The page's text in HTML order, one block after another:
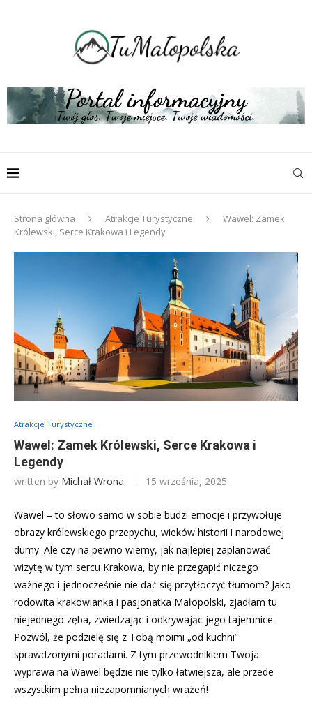
Strona główna Atrakcje Turystyczne
Wawel: Zamek
Królewski, Serce Krakowa i Legendy
Atrakcje Turystyczne
Wawel: Zamek Królewski, Serce Krakowa i
Legendy
written by Michał Wrona 15 września, 2025
Wawel – to słowo samo w sobie budzi emocje i przywołuje
obrazy królewskiego przepychu, wieków historii i narodowej
dumy. Ale czy na pewno wiemy, jak najlepiej zaplanować
wizytę w tym sercu Krakowa, by nie przegapić niczego
ważnego i jednocześnie nie dać się przytłoczyć tłumom? Jako
rodowita krakowianka i pasjonatka Małopolski, zjadłam tu
niejednego zęba, zwiedzając i odkrywając jego tajemnice.
Pozwól, że podzielę się z Tobą moimi „od kuchni”
sprawdzonymi poradami. Z tym przewodnikiem Twoja
wyprawa na Wawel będzie nie tylko łatwiejsza, ale przede
wszystkim pełna niezapomnianych wrażeń!